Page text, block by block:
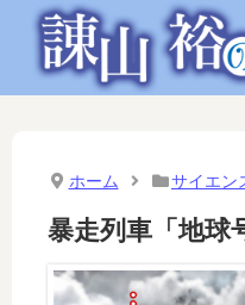
ホーム サイエン
暴走列車「地